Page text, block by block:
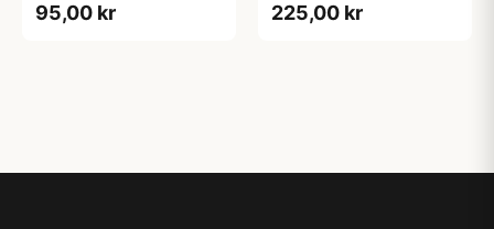
95,00 kr 225,00 kr